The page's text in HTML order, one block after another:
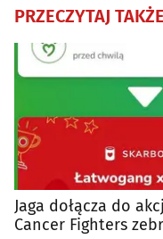
PRZECZYTAJ TAKŻE
Jaga dołącza do
Cancer Fighters